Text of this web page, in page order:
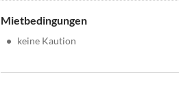
Mietbedingungen
• keine Kaution